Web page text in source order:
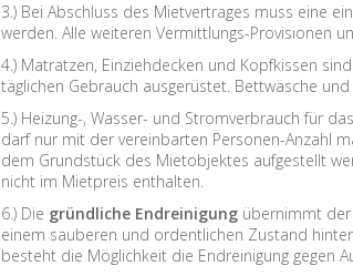
3.) Bei Abschluss des Mietvertrages muss eine
werden. Alle weiteren Vermittlungs-Provisionen
4.) Matratzen, Einziehdecken und Kopfkissen
täglichen Gebrauch ausgerüstet. Bettwäsche
5.) Heizung-, Wasser- und Stromverbrauch für
darf nur mit der vereinbarten Personen-Anzahl
dem Grundstück des Mietobjektes aufgestellt
nicht im Mietpreis enthalten.
6.) Die gründliche Endreinigungübernimmt der
einem sauberen und ordentlichen Zustand
besteht die Möglichkeit die Endreinigung gegen